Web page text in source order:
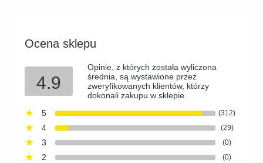
Ocena sklepu
4.9
Opinie, z których została wyliczona
średnia, są wystawione przez
zweryfikowanych klientów, którzy
dokonali zakupu w sklepie.
5
(312)
4 (29)
3 (0)
2 (0)